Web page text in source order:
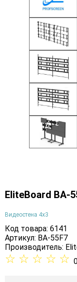
EliteBoard BA-
Видеостена 4х3
Код товара: 6141
Артикул: BA-55F7
Производитель:
☆ ☆ ☆ ☆ ☆